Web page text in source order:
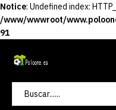
Notice: Undefined index:
/www/wwwroot/
91